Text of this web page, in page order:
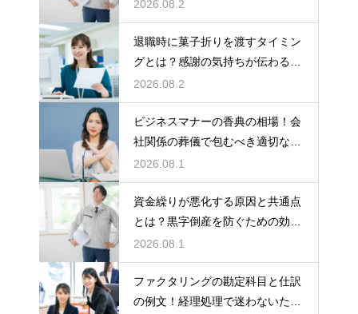
2026.08.2
退職時に菓子折りを渡すタイミン
グとは？感謝の気持ちが伝わる正
しいマナー
2026.08.2
ビジネスマナーの香典の相場！会
社関係の葬儀で包むべき適切な金
額の目安
2026.08.1
資金繰りが悪化する原因と共通点
とは？黒字倒産を防ぐための効果
的な対策
2026.08.1
ファクタリングの勘定科目と仕訳
の例文！経理処理で迷わないため